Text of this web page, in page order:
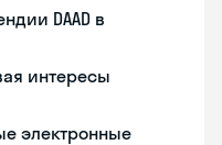
DAAD в
интересы
электронные